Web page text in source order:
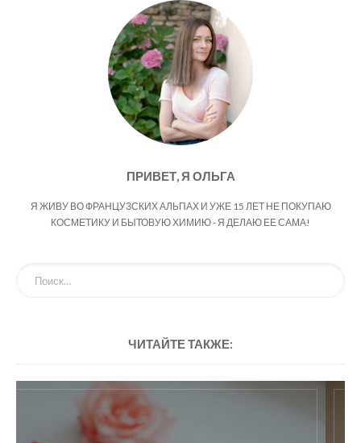
ПРИВЕТ, Я ОЛЬГА
Я ЖИВУ ВО ФРАНЦУЗСКИХ АЛЬПАХ И УЖЕ 15 ЛЕТ НЕ ПОКУПАЮ
КОСМЕТИКУ И БЫТОВУЮ ХИМИЮ - Я ДЕЛАЮ ЕЕ САМА!
ЧИТАЙТЕ ТАКЖЕ: